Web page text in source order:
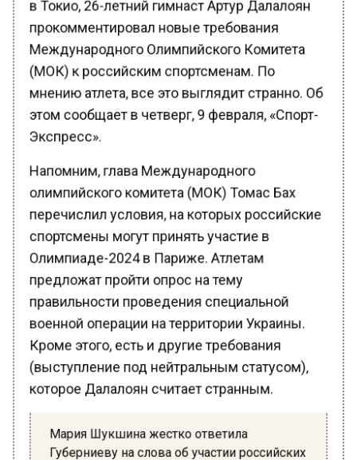
прокомментировал новые требования
Международного Олимпийского Комитета
(МОК) к российским спортсменам. По
мнению атлета, все это выглядит странно. Об
этом сообщает в четверг, 9 февраля, «Спорт-
Экспресс».
олимпийского комитета (МОК) Томас Бах
перечислил условия, на которых российские
спортсмены могут принять участие в
Олимпиаде-2024 в Париже. Атлетам
предложат пройти опрос на тему
правильности проведения специальной
военной операции на территории Украины.
Кроме этого, есть и другие требования
(выступление под нейтральным статусом),
которое Далалоян считает странным.
Мария Шукшина жестко ответила
Губерниеву на слова об участии российских